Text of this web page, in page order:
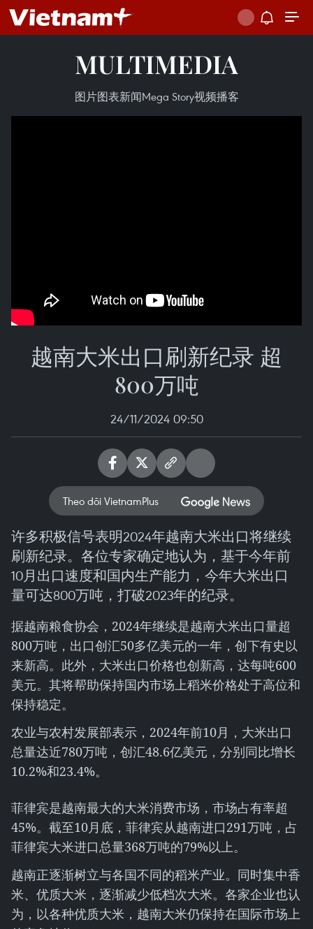
MULTIMEDIA
图片图表新闻Mega Story视频播客
越南大米出口刷新纪录 超
800万吨
24/11/2024 09:50
Theo dõi VietnamPlus
许多积极信号表明2024年越南大米出口将继续
刷新纪录。各位专家确定地认为，基于今年前
10月出口速度和国内生产能力，今年大米出口
量可达800万吨，打破2023年的纪录。
据越南粮食协会，2024年继续是越南大米出口量超
800万吨，出口创汇50多亿美元的一年，创下有史以
来新高。此外，大米出口价格也创新高，达每吨600
美元。其将帮助保持国内市场上稻米价格处于高位和
保持稳定。
农业与农村发展部表示，2024年前10月，大米出口
总量达近780万吨，创汇48.6亿美元，分别同比增长
10.2%和23.4%。
菲律宾是越南最大的大米消费市场，市场占有率超
45%。截至10月底，菲律宾从越南进口291万吨，占
菲律宾大米进口总量368万吨的79%以上。
越南正逐渐树立与各国不同的稻米产业。同时集中香
米、优质大米，逐渐减少低档次大米。各家企业也认
为，以各种优质大米，越南大米仍保持在国际市场上